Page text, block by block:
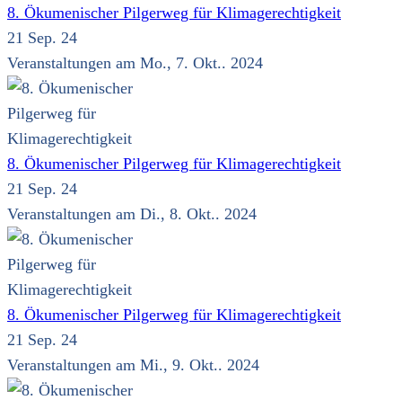
8. Ökumenischer Pilgerweg für Klimagerechtigkeit
21 Sep. 24
Veranstaltungen am Mo., 7. Okt.. 2024
8. Ökumenischer Pilgerweg für Klimagerechtigkeit
21 Sep. 24
Veranstaltungen am Di., 8. Okt.. 2024
8. Ökumenischer Pilgerweg für Klimagerechtigkeit
21 Sep. 24
Veranstaltungen am Mi., 9. Okt.. 2024